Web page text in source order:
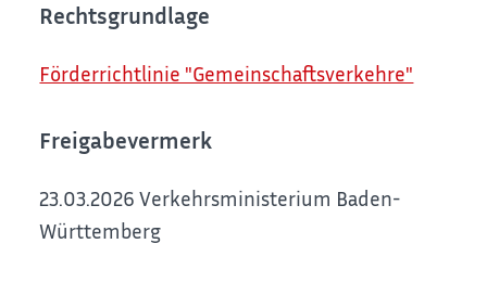
Rechtsgrundlage
Förderrichtlinie "Gemeinschaftsverkehre"
Freigabevermerk
23.03.2026 Verkehrsministerium Baden-
Württemberg